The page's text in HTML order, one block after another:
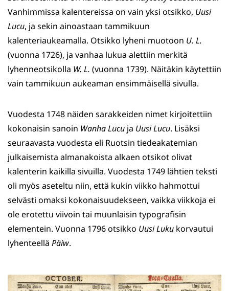
Vanhimmissa kalentereissa on vain yksi otsikko, Uusi
Lucu, ja sekin ainoastaan tammikuun
kalenteriaukeamalla. Otsikko lyheni muotoon U. L.
(vuonna 1726), ja vanhaa lukua alettiin merkitä
lyhenneotsikolla W. L. (vuonna 1739). Näitäkin käytettiin
vain tammikuun aukeaman ensimmäisellä sivulla.
Vuodesta 1748 näiden sarakkeiden nimet kirjoitettiin
kokonaisin sanoin Wanha Lucu ja Uusi Lucu. Lisäksi
seuraavasta vuodesta eli Ruotsin tiedeakatemian
julkaisemista almanakoista alkaen otsikot olivat
kalenterin kaikilla sivuilla. Vuodesta 1749 lähtien teksti
oli myös aseteltu niin, että kukin viikko hahmottui
selvästi omaksi kokonaisuudekseen, vaikka viikkoja ei
ole erotettu viivoin tai muunlaisin typografisin
elementein. Vuonna 1796 otsikko Uusi Luku korvautui
lyhenteellä Päiw.